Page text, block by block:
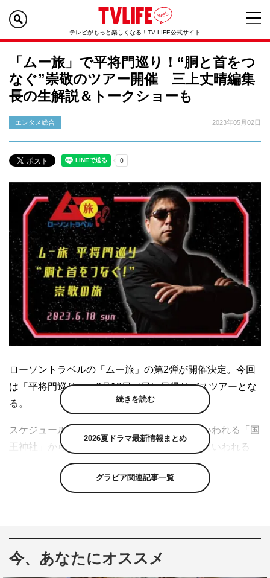
テレビがもっと楽しくなる！TV LIFE公式サイト
「ムー旅」で平将門巡り！“胴と首をつ
なぐ”崇敬のツアー開催 三上丈晴編集
長の生解説＆トークショーも
エンタメ総合 2023年05月02日
ローソントラベルの「ムー旅」の第2弾が開催決定。今回
は「平将門巡り」。6月18日（日）日帰りバスツアーとな
る。
スケジュールは、将門の娘が将門を祀ったといわれる「国
王神社」からはじまり、将門の遺体を葬ったといわれる
「延命院胴塚」、将門の首を祀る「将門塚」、江戸の総鎮
守の「神田明神」を巡る。
上編集長によるトークショーも開催される。
ツアーには「平将門魔方陣」でおなじみ、加門七海執筆の
続きを読む
2026夏ドラマ最新情報まとめ
グラビア関連記事一覧
今、あなたにオススメ